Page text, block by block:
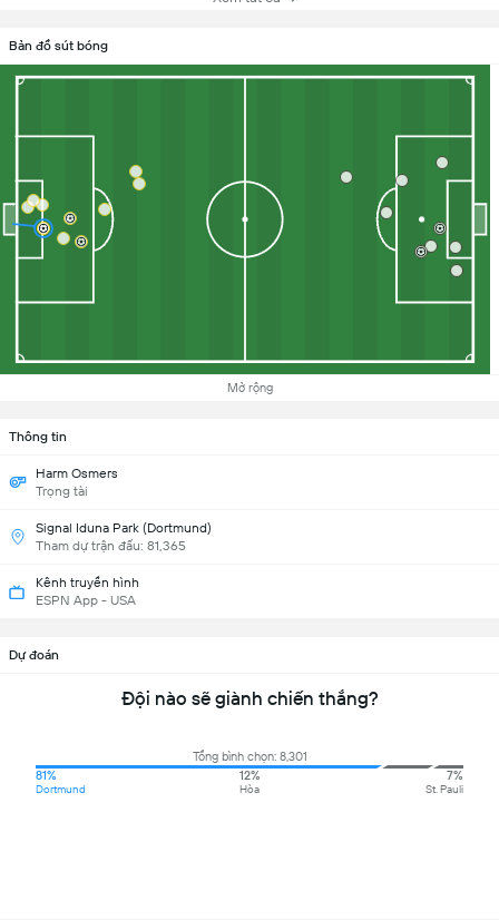
Bản đồ sút bóng
Mở rộng
Thông tin
Harm Osmers
Trọng tài
Signal Iduna Park (Dortmund)
Tham dự trận đấu: 81,365
Kênh truyền hình
ESPN App - USA
Dự đoán
Đội nào sẽ giành chiến thắng?
Tổng bình chọn: 8,301
81%
Dortmund
12%
Hòa
7%
St. Pauli